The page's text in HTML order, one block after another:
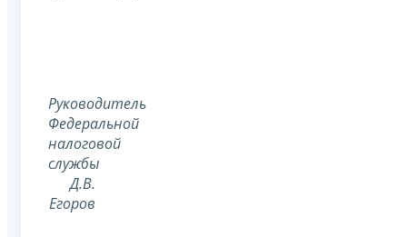
Руководитель
Федеральной
налоговой
службы
Д.В.
Егоров